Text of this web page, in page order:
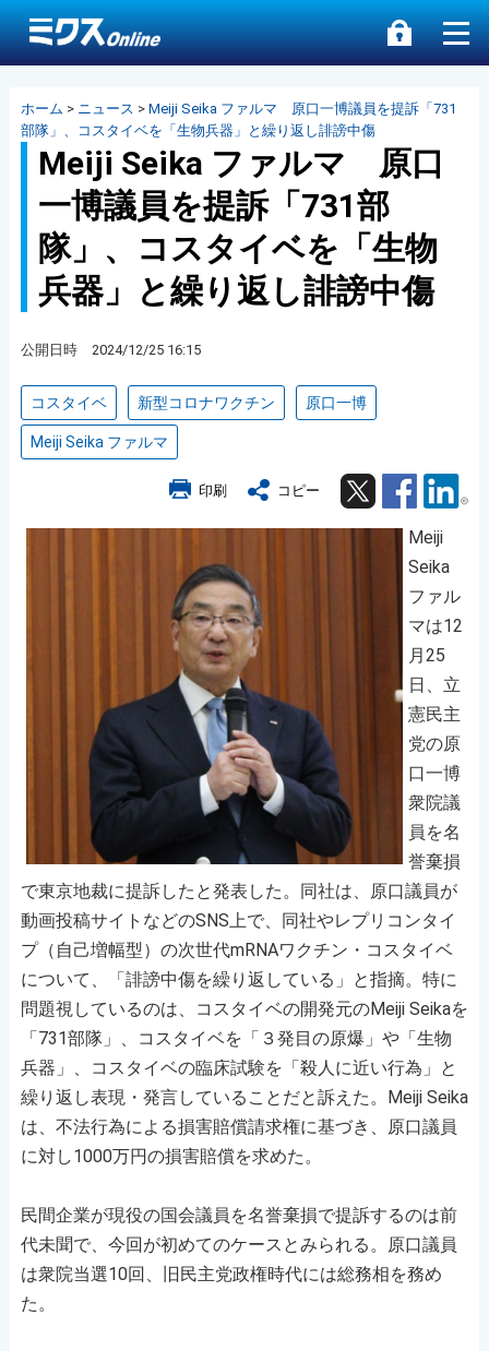
ホーム > ニュース > Meiji Seika ファルマ 原口一博議員を提訴「731
部隊」、コスタイベを「生物兵器」と繰り返し誹謗中傷
Meiji Seika ファルマ 原口
一博議員を提訴「731部
隊」、コスタイベを「生物
兵器」と繰り返し誹謗中傷
公開日時 2024/12/25 16:15
コスタイベ 新型コロナワクチン 原口一博
Meiji Seika ファルマ
印刷 コピー Twitter Facebook
Meiji
Seika
ファル
マは12
月25
日、立
憲民主
党の原
口一博
衆院議
員を名
誉棄損
で東京地裁に提訴したと発表した。同社は、原口議員が
動画投稿サイトなどのSNS上で、同社やレプリコンタイ
プ（自己増幅型）の次世代mRNAワクチン・コスタイベ
について、「誹謗中傷を繰り返している」と指摘。特に
問題視しているのは、コスタイベの開発元のMeiji Seikaを
「731部隊」、コスタイベを「３発目の原爆」や「生物
兵器」、コスタイベの臨床試験を「殺人に近い行為」と
繰り返し表現・発言していることだと訴えた。Meiji Seika
は、不法行為による損害賠償請求権に基づき、原口議員
に対し1000万円の損害賠償を求めた。
民間企業が現役の国会議員を名誉棄損で提訴するのは前
代未聞で、今回が初めてのケースとみられる。原口議員
は衆院当選10回、旧民主党政権時代には総務相を務め
た。